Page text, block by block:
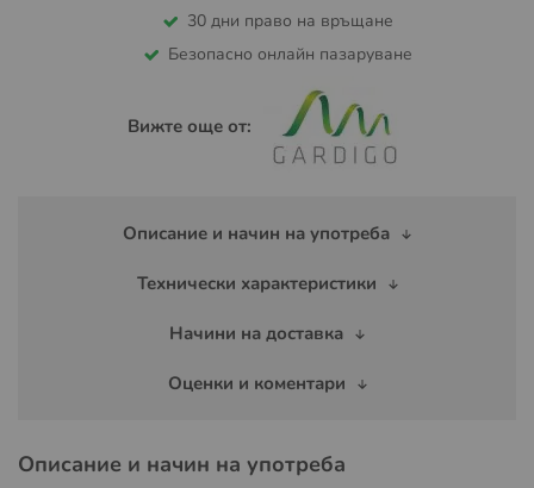
30 дни право на връщане
Безопасно онлайн пазаруване
Вижте още от:
Описание и начин на употреба
Технически характеристики
Начини на доставка
Оценки и коментари
Описание и начин на употреба